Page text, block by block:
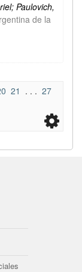
Paulovich,
de la
21 . . . 27